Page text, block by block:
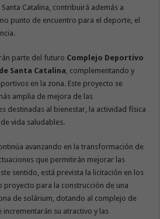
Catalina, contribuirá además a
punto de encuentro para el deporte, el
parte del futuro Complejo Deportivo
Santa Catalina, complementando y
en la zona. Este proyecto se
amplia de mejora de las
destinadas al bienestar, la actividad física
vida saludables.
avanzando en la transformación de
que permitirán mejorar las
sentido, está prevista la licitación en los
proyecto para la construcción de una
de solárium, dotando al complejo de
su atractivo y las